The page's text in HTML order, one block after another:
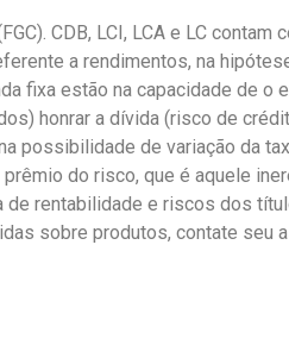
CDB, LCI, LCA e LC contam
a rendimentos, na
fixa estão na capacidade de o
honrar a dívida (risco de
possibilidade de variação da
do risco, que é aquele
rentabilidade e riscos dos
sobre produtos, contate seu